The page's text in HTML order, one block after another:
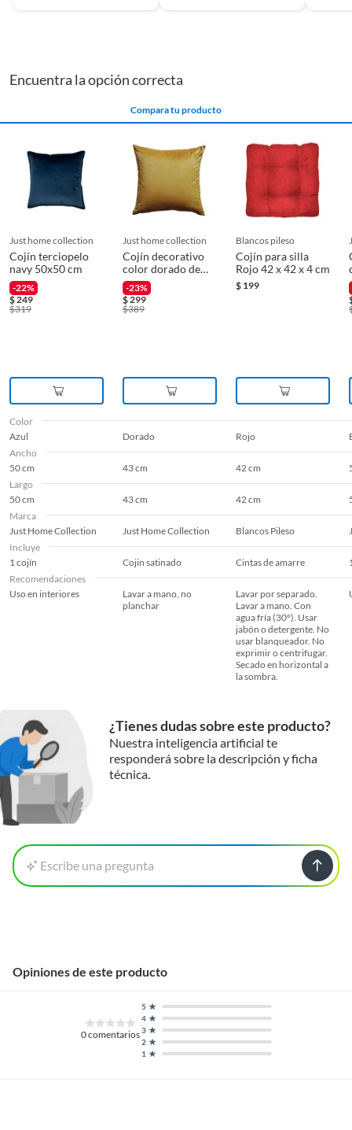
Encuentra la opción correcta
Compara tu producto
just home collection
Cojín terciopelo
navy 50x50 cm
-22%
$249
$319
just home collection
Cojín decorativo
color dorado de
43x43 cm.
-23%
$299
$389
blancos pileso
Cojín para silla
Rojo 42 x 42 x 4 cm
$ 199
Color
Azul
Dorado Rojo
Ancho
50 cm
43 cm 42 cm
Largo
50 cm
43 cm 42 cm
Marca
Just Home Collection
Just Home Collection Blancos Pileso
Incluye
1 cojín
Cojin satinado Cintas de amarre
Recomendaciones
Uso en interiores
Lavar a mano, no
planchar
Lavar por separado.
Lavar a mano. Con
agua fría (30°). Usar
jabón o detergente. No
usar blanqueador. No
exprimir o centrifugar.
Secado en horizontal a
la sombra.
¿Tienes dudas sobre este producto?
Nuestra inteligencia artificial te
responderá sobre la descripción y ficha
técnica.
Escribe una pregunta
Opiniones de este producto
0comentarios
1
2
3
4
5